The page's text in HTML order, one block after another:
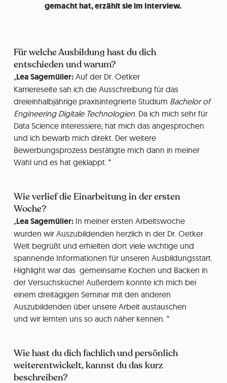
gemacht hat, erzählt sie im Interview.
Für welche Ausbildung hast du dich
entschieden und warum?
Lea Sagemüller:Auf der Dr. Oetker
Karriereseite sah ich die Ausschreibung für das
dreieinhalbjährige praxisintegrierte Studium Bachelor of
Engineering Digitale Technologien. Da ich mich sehr für
Data Science interessiere, hat mich das angesprochen
und ich bewarb mich direkt. Der weitere
Bewerbungsprozess bestätigte mich dann in meiner
Wahl und es hat geklappt.
Wie verlief die Einarbeitung in der ersten
Woche?
Lea Sagemüller:In meiner ersten Arbeitswoche
wurden wir Auszubildenden herzlich in der Dr. Oetker
Welt begrüßt und erhielten dort viele wichtige und
spannende Informationen für unseren Ausbildungsstart.
Highlight war das gemeinsame Kochen und Backen in
der Versuchsküche! Außerdem konnte ich mich bei
einem dreitägigen Seminar mit den anderen
Auszubildenden über unsere Arbeit austauschen
und wir lernten uns so auch näher kennen.
Wie hast du dich fachlich und persönlich
weiterentwickelt, kannst du das kurz
beschreiben?